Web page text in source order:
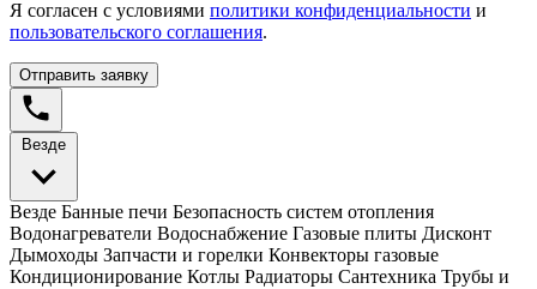
Я согласен с условиями политики конфиденциальности и
пользовательского соглашения.
Отправить заявку
Везде
Везде Банные печи Безопасность систем отопления
Водонагреватели Водоснабжение Газовые плиты Дисконт
Дымоходы Запчасти и горелки Конвекторы газовые
Кондиционирование Котлы Радиаторы Сантехника Трубы и